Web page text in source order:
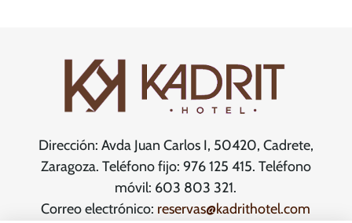
Dirección: Avda Juan Carlos I, 50420, Cadrete,
Zaragoza. Teléfono fijo: 976 125 415. Teléfono
móvil: 603 803 321.
Correo electrónico: reservas@kadrithotel.com